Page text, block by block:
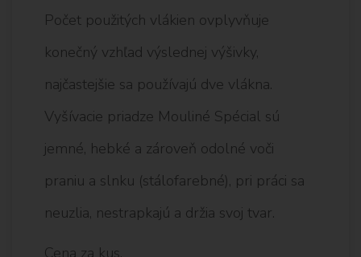
Počet použitých vlákien ovplyvňuje
konečný vzhľad výslednej výšivky,
najčastejšie sa používajú dve vlákna.
Vyšívacie priadze Mouliné Spécial sú
jemné, hebké a zároveň odolné voči
praniu a slnku (stálofarebné), pri práci sa
neuzlia, nestrapkajú a držia svoj tvar.
Cena za kus.